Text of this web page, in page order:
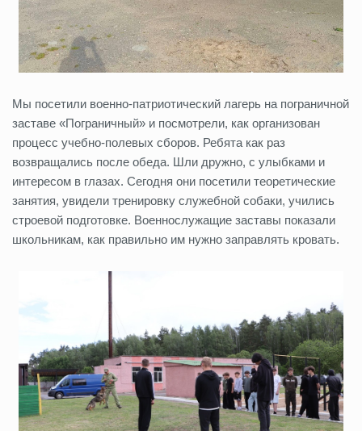
Мы посетили военно-патриотический лагерь на пограничной
заставе «Пограничный» и посмотрели, как организован
процесс учебно-полевых сборов. Ребята как раз
возвращались после обеда. Шли дружно, с улыбками и
интересом в глазах. Сегодня они посетили теоретические
занятия, увидели тренировку служебной собаки, учились
строевой подготовке. Военнослужащие заставы показали
школьникам, как правильно им нужно заправлять кровать.